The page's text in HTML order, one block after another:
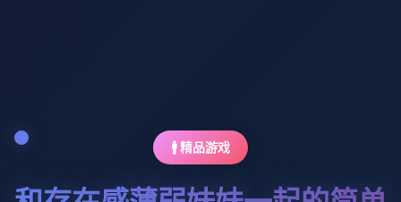
🚹 精品游戏